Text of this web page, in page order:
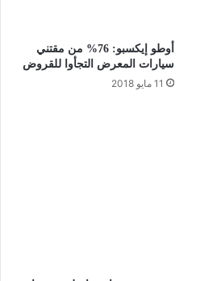
أوطو إيكسبو: 76% من مقتني
سيارات المعرض التجأوا للقروض
11 مايو 2018